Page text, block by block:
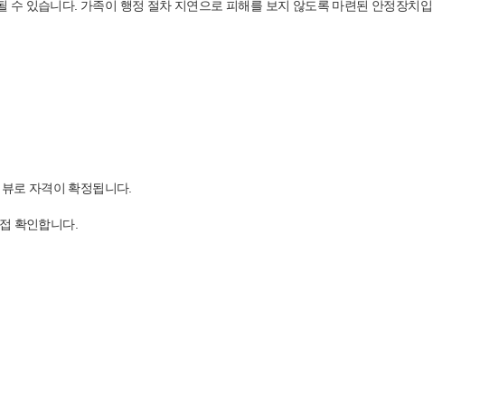
수 있습니다. 가족이 행정 절차 지연으로 피해를 보지 않도록 마련된 안정장치입
로 자격이 확정됩니다.
확인합니다.